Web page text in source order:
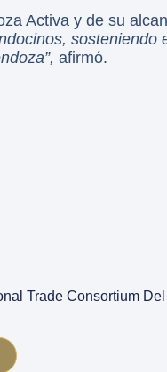
Activa y de su
sosteniendo
afirmó.